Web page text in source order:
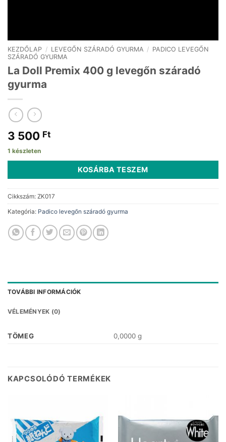
KEZDŐLAP / LEVEGŐN SZÁRADÓ GYURMA / PADICO LEVEGŐN
SZÁRADÓ GYURMA
La Doll Premix 400 g levegőn száradó
gyurma
3 500 Ft
1 készleten
KOSÁRBA TESZEM
Cikkszám: ZK017
Kategória: Padico levegőn száradó gyurma
TOVÁBBI INFORMÁCIÓK
VÉLEMÉNYEK (0)
TÖMEG 0,0000 g
KAPCSOLÓDÓ TERMÉKEK